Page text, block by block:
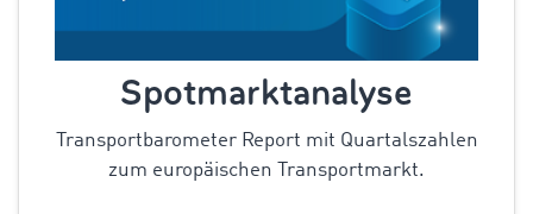
Spotmarktanalyse
Transportbarometer Report mit Quartalszahlen
zum europäischen Transportmarkt.